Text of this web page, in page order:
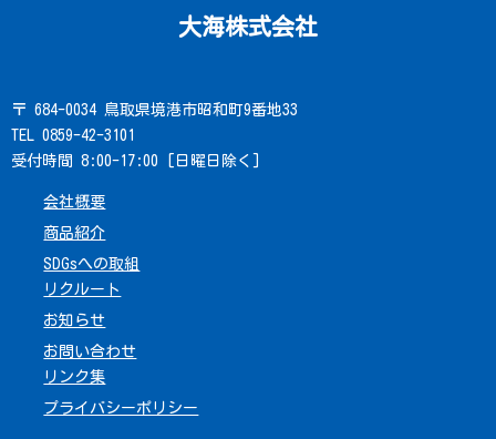
大海株式会社
〒 684-0034 鳥取県境港市昭和町9番地33
TEL 0859-42-3101
受付時間 8:00-17:00 [日曜日除く]
会社概要
商品紹介
SDGsへの取組
リクルート
お知らせ
お問い合わせ
リンク集
プライバシーポリシー